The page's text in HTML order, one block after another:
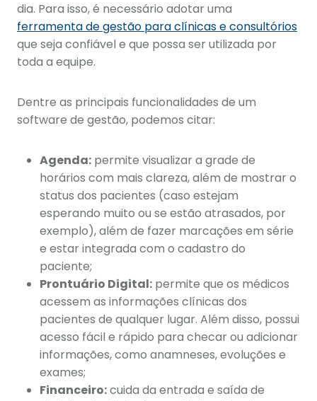
dia. Para isso, é necessário adotar uma
ferramenta de gestão para clínicas e consultórios
que seja confiável e que possa ser utilizada por
toda a equipe.
Dentre as principais funcionalidades de um
software de gestão, podemos citar:
Agenda: permite visualizar a grade de
horários com mais clareza, além de mostrar o
status dos pacientes (caso estejam
esperando muito ou se estão atrasados, por
exemplo), além de fazer marcações em série
e estar integrada com o cadastro do
paciente;
Prontuário Digital: permite que os médicos
acessem as informações clínicas dos
pacientes de qualquer lugar. Além disso, possui
acesso fácil e rápido para checar ou adicionar
informações, como anamneses, evoluções e
exames;
Financeiro:cuida da entrada e saída de